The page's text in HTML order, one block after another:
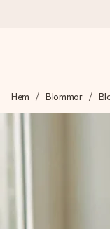
Vi skapar din
Hem Blommor